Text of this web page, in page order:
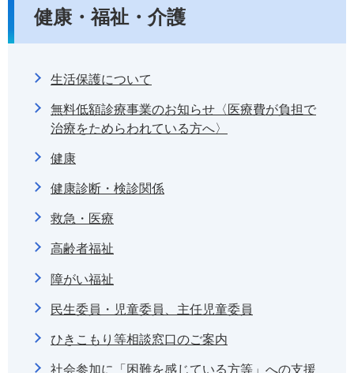
健康・福祉・介護
生活保護について
無料低額診療事業のお知らせ〈医療費が負担で
治療をためらわれている方へ〉
健康
健康診断・検診関係
救急・医療
高齢者福祉
障がい福祉
民生委員・児童委員、主任児童委員
ひきこもり等相談窓口のご案内
社会参加に「困難を感じている方等」への支援